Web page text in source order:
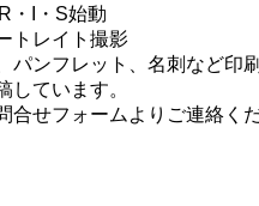
・I・S始動
トレイト撮影
パンフレット、名刺など印
しています。
合せフォームよりご連絡く